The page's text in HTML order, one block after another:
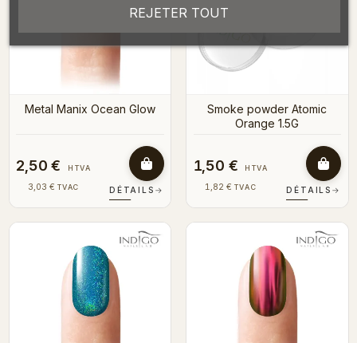
Metal Manix Ocean Glow
2,50 € HTVA
3,03 € TVAC DÉTAILS →
Smoke powder Atomic
Orange 1.5G
1,50 € HTVA
1,82 € TVAC DÉTAILS →
REJETER TOUT